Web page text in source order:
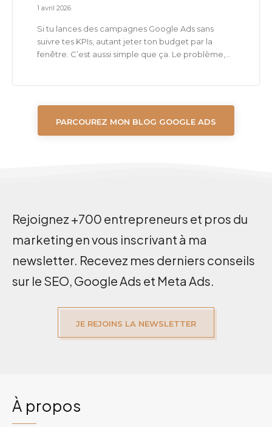
1 avril 2026
Si tu lances des campagnes Google Ads sans
suivre tes KPIs, autant jeter ton budget par la
fenêtre. C’est aussi simple que ça. Le problème,...
PARCOUREZ MON BLOG GOOGLE ADS
Rejoignez +700 entrepreneurs et pros du
marketing en vous inscrivant à ma
newsletter. Recevez mes derniers conseils
sur le SEO, Google Ads et Meta Ads.
JE REJOINS LA NEWSLETTER
À propos